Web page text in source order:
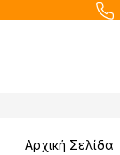
Αρχική Σελίδα